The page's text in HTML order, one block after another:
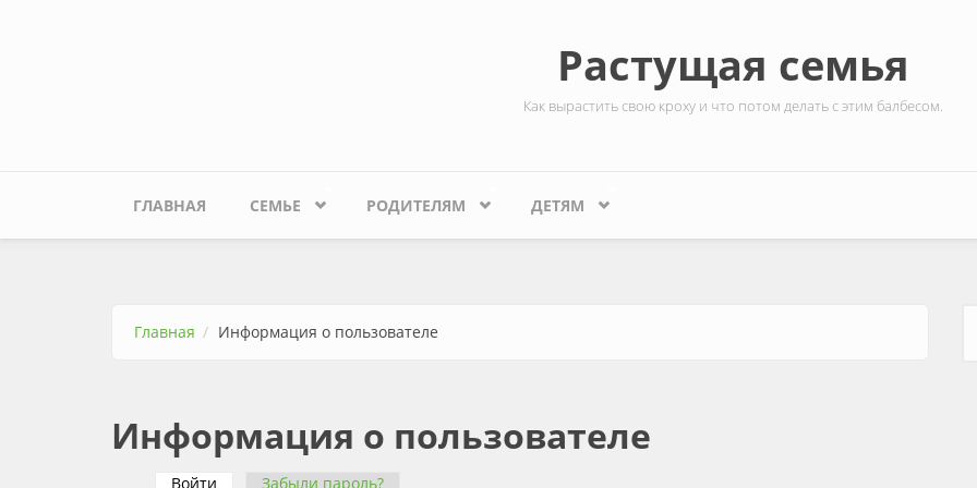
Растущая семья
Как вырастить свою кроху и что потом делать с этим балбесом.
ГЛАВНАЯ СЕМЬЕ РОДИТЕЛЯМ ДЕТЯМ
Главная Информация о пользователе
Информация о пользователе
Войти (активная вкладка)
Забыли пароль?